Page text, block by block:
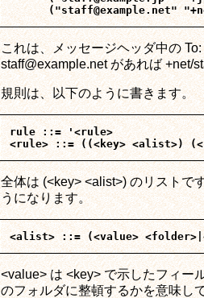
これは、メッセージヘッダ中の
staff@example.net があれば +net/
規則は、以下のように書きます。
rule ::= '<rule>
全体は (<key> <alist>) のリストで
うになります。
<value> は <key> で示したフィー
のフォルダに整頓するかを意味し